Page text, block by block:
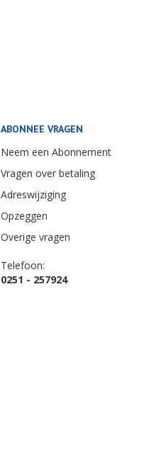
ABONNEE VRAGEN
Neem een Abonnement
Vragen over betaling
Adreswijziging
Opzeggen
Overige vragen
Telefoon:
0251 - 257924